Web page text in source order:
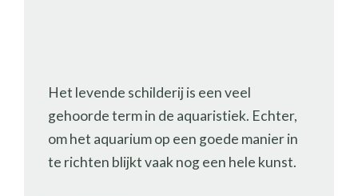
Het levende schilderij is een veel
gehoorde term in de aquaristiek. Echter,
om het aquarium op een goede manier in
te richten blijkt vaak nog een hele kunst.